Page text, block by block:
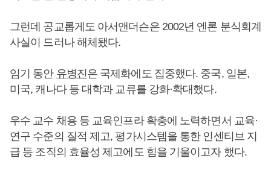
그런데 공교롭게도 아서앤더슨은 2002년 엔론 분식회계
사실이 드러나 해체됐다.
임기 동안 유병진은 국제화에도 집중했다. 중국, 일본,
미국, 캐나다 등 대학과 교류를 강화·확대했다.
우수 교수 채용 등 교육인프라 확충에 노력하면서 교육·
연구 수준의 질적 제고, 평가시스템을 통한 인센티브 지
급 등 조직의 효율성 제고에도 힘을 기울이고자 했다.